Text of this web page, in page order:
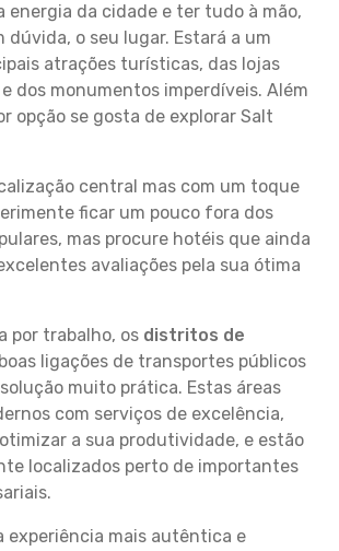
energia da cidade e ter tudo à mão,
dúvida, o seu lugar. Estará a um
atrações turísticas, das lojas
dos monumentos imperdíveis. Além
opção se gosta de explorar Salt
central mas com um toque
ficar um pouco fora dos
mas procure hotéis que ainda
avaliações pela sua ótima
por trabalho, os distritos de
ligações de transportes públicos
muito prática. Estas áreas
com serviços de excelência,
a sua produtividade, e estão
localizados perto de importantes
experiência mais autêntica e